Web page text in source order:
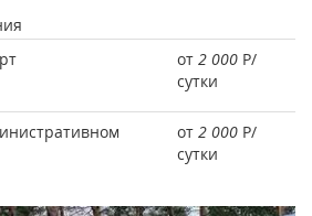
от 2 000 Р/
сутки
от 2 000 Р/
сутки